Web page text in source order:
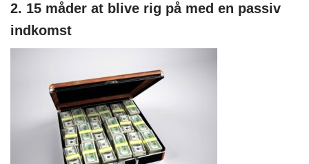
2. 15 måder at blive rig på med en passiv
indkomst